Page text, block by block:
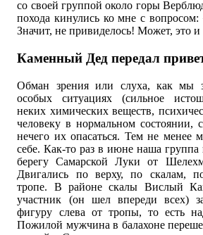
со своей группой около горы
похода кинулись ко мне с
Значит, не привиделось! Может, это и
Каменный Дед передал
Обман зрения или слуха, как мы
особых ситуациях (сильное
неких химических веществ,
человеку в нормальном состоянии,
нечего их опасаться. Тем не менее
себе. Как-то раз в июне наша
берегу Самарской Луки от
Двигались по верху, по скалам,
тропе. В районе скалы Вислый
участник (он шел впереди всех)
фигуру слева от тропы, то есть
Пожилой мужчина в балахоне